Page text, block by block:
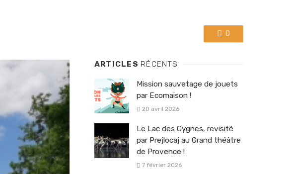
0
ARTICLES RÉCENTS
Mission sauvetage de jouets
par Ecomaison !
20 avril 2026
Le Lac des Cygnes, revisité
par Prejlocaj au Grand théâtre
de Provence !
7 février 2026